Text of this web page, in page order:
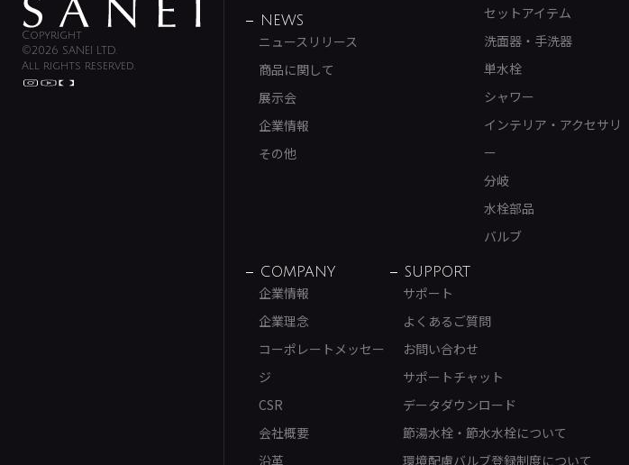
Copyright
©2026 SANEI LTD.
All rights reserved.
NEWS
ニュースリリース
商品に関して
展示会
企業情報
その他
セットアイテム
洗面器・手洗器
単水栓
シャワー
インテリア・アクセサリ
ー
分岐
水栓部品
バルブ
COMPANY
企業情報
企業理念
コーポレートメッセー
ジ
CSR
会社概要
沿革
SUPPORT
サポート
よくあるご質問
お問い合わせ
サポートチャット
データダウンロード
節湯水栓・節水水栓について
環境配慮バルブ登録制度について